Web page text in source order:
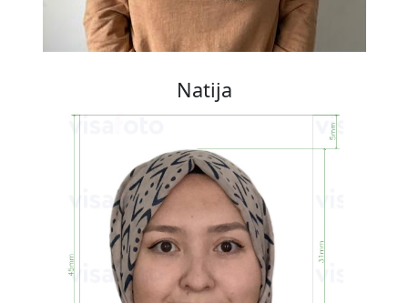
Natija